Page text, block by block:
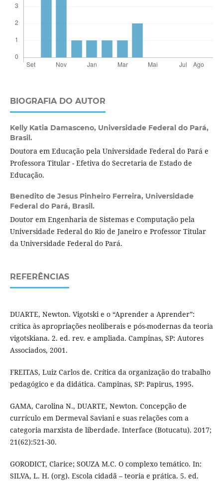
BIOGRAFIA DO AUTOR
Kelly Katia Damasceno, Universidade Federal do Pará,
Brasil.
Doutora em Educação pela Universidade Federal do Pará e
Professora Titular - Efetiva do Secretaria de Estado de
Educação.
Benedito de Jesus Pinheiro Ferreira, Universidade
Federal do Pará, Brasil.
Doutor em Engenharia de Sistemas e Computação pela
Universidade Federal do Rio de Janeiro e Professor Titular
da Universidade Federal do Pará.
REFERÊNCIAS
DUARTE, Newton. Vigotski e o “Aprender a Aprender”:
crítica às apropriações neoliberais e pós-modernas da teoria
vigotskiana. 2. ed. rev. e ampliada. Campinas, SP: Autores
Associados, 2001.
FREITAS, Luiz Carlos de. Crítica da organização do trabalho
pedagógico e da didática. Campinas, SP: Papirus, 1995.
GAMA, Carolina N., DUARTE, Newton. Concepção de
currículo em Dermeval Saviani e suas relações com a
categoria marxista de liberdade. Interface (Botucatu). 2017;
21(62):521-30.
GORODICT, Clarice; SOUZA M.C. O complexo temático. In:
SILVA, L. H. (org). Escola cidadã – teoria e prática. 5. ed.